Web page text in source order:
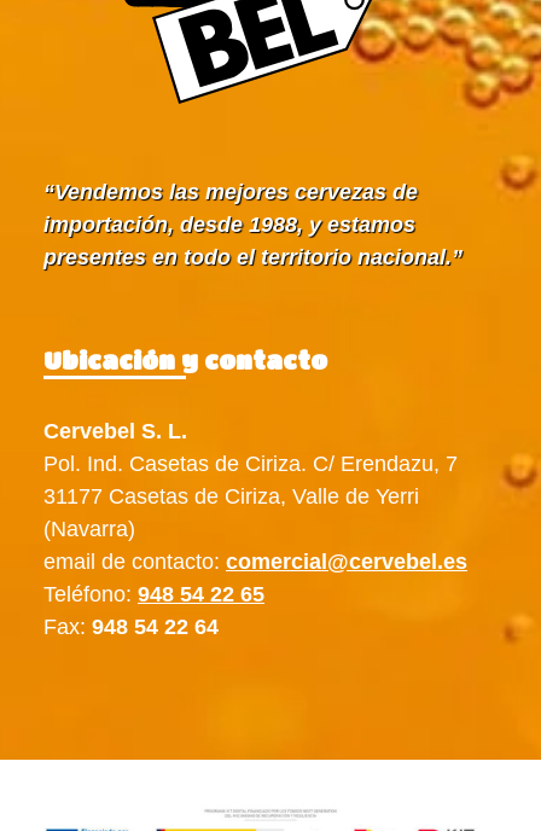
Vendemos las mejores cervezas de
importación, desde 1988, y estamos
presentes en todo el territorio nacional.
Ubicación y contacto
Cervebel S. L.
Pol. Ind. Casetas de Ciriza. C/ Erendazu, 7
31177 Casetas de Ciriza, Valle de Yerri
(Navarra)
email de contacto: comercial@cervebel.es
Teléfono: 948 54 22 65
Fax: 948 54 22 64